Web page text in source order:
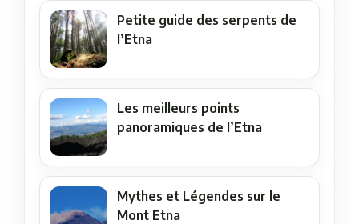
Petite guide des serpents de
l’Etna
Les meilleurs points
panoramiques de l’Etna
Mythes et Légendes sur le
Mont Etna